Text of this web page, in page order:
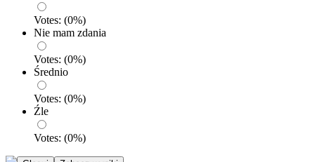
Votes: (0%)
Nie mam zdania
Votes: (0%)
Średnio
Votes: (0%)
Źle
Votes: (0%)